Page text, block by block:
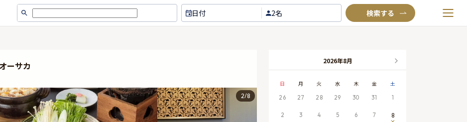
日付 2名
閲覧履歴
Annyお祝い体験について
Annyお祝いアイテムについて
ーサカ
2/8
2026年8月
日 月 火 水 木 金 土
26 27 28 29 30 31 1
2 3 4 5 6 7 8